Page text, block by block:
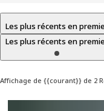
Les plus récents en
Les plus récents en
Affichage de {{courant}} de 2